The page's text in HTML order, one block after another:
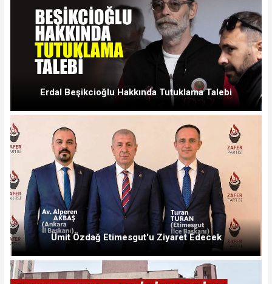
Erdal Beşikcioğlu Hakkında Tutuklama Talebi
Ümit Özdağ Etimesgut'u Ziyaret Edecek